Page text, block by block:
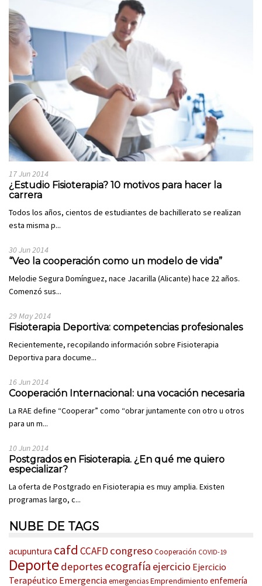
17 Jun 2014
¿Estudio Fisioterapia? 10 motivos para hacer la
carrera
Todos los años, cientos de estudiantes de bachillerato se realizan
esta misma p...
30 Jun 2014
“Veo la cooperación como un modelo de vida”
Melodie Segura Domínguez, nace Jacarilla (Alicante) hace 22 años.
Comenzó sus...
29 May 2014
Fisioterapia Deportiva: competencias profesionales
Recientemente, recopilando información sobre Fisioterapia
Deportiva para docume...
16 Jun 2014
Cooperación Internacional: una vocación necesaria
La RAE define “Cooperar” como “obrar juntamente con otro u otros
para un m...
10 Jun 2014
Postgrados en Fisioterapia. ¿En qué me quiero
especializar?
La oferta de Postgrado en Fisioterapia es muy amplia. Existen
programas largo, c...
NUBE DE TAGS
acupuntura cafd CCAFDcongresoCooperación COVID-19
Deporte deportes ecografía ejercicio Ejercicio
Terapéutico EmergenciaemergenciasEmprendimiento enfemería